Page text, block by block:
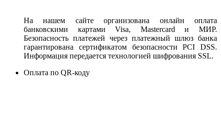
На нашем сайте организована онлайн оплата
банковскими картами Visa, Mastercard и МИР.
Безопасность платежей через платежный шлюз банка
гарантирована сертификатом безопасности PCI DSS.
Информация передается технологией шифрования SSL.
Оплата по QR-коду